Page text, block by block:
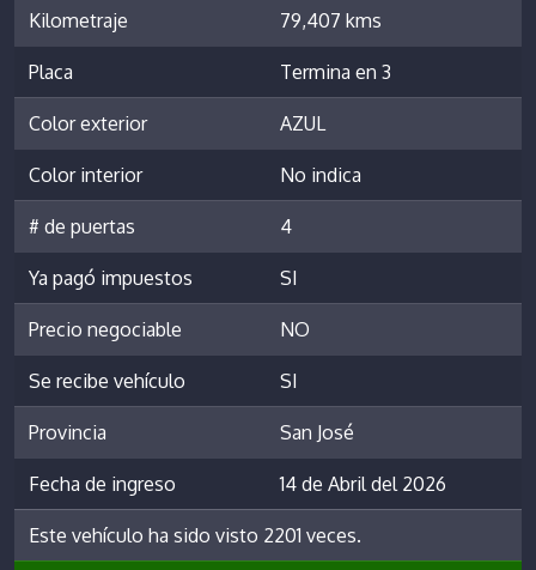
Kilometraje 79,407 kms
Placa Termina en 3
Color exterior AZUL
Color interior No indica
# de puertas 4
Ya pagó impuestos SI
Precio negociable NO
Se recibe vehículo SI
Provincia San José
Fecha de ingreso 14 de Abril del 2026
Este vehículo ha sido visto 2201 veces.